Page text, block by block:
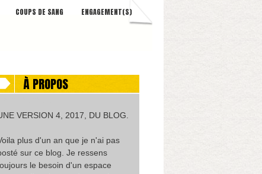
COUPS DE SANG ENGAGEMENT(S)
À PROPOS
VERSION 4, 2017, DU BLOG.
plus d'un an que je n'ai pas
sur ce blog. Je ressens
le besoin d'un espace